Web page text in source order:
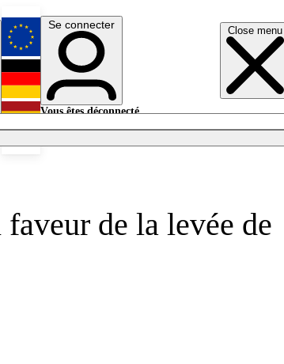
Close menu
English
Deutsch
Se connecter
Vous êtes déconnecté.
de la levée de